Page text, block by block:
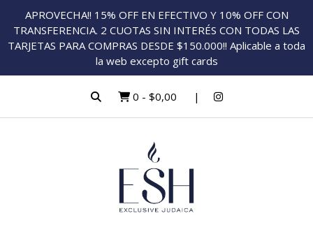
APROVECHA!! 15% OFF EN EFECTIVO Y 10% OFF CON
TRANSFERENCIA. 2 CUOTAS SIN INTERÉS CON TODAS LAS
TARJETAS PARA COMPRAS DESDE $150.000!! Aplicable a toda
la web excepto gift cards
0 - $0,00